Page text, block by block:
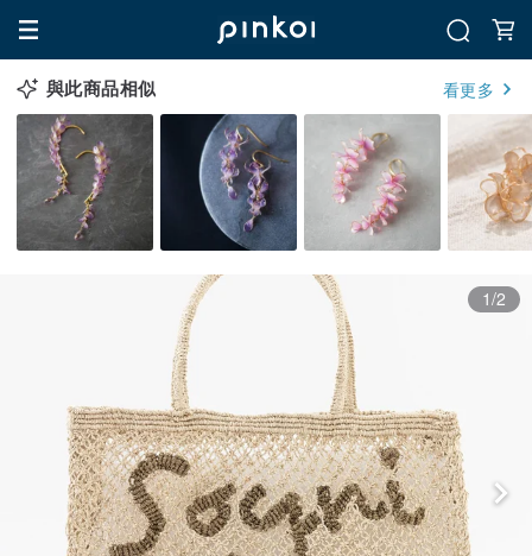
與此商品相似 看更多
1/2